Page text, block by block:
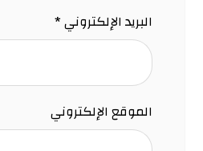
البريد الإلكتروني*
الموقع الإلكتروني